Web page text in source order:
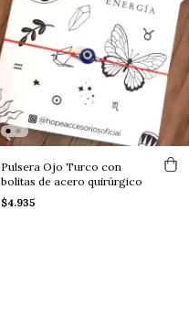
Pulsera Ojo Turco con
bolitas de acero quirúrgico
$4.935